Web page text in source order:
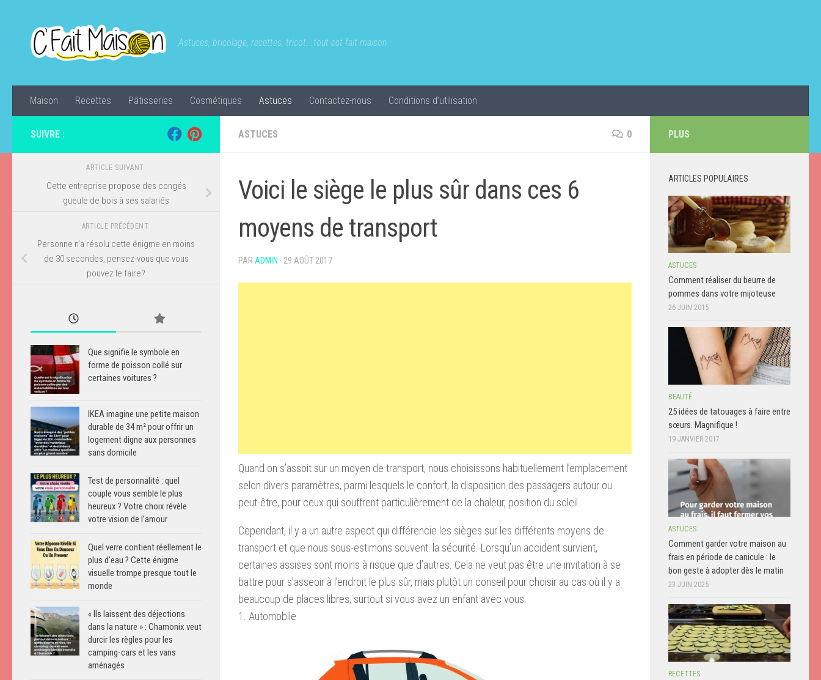
Astuces, bricolage, recettes, tricot...tout est fait maison
Maison Recettes Pâtisseries Cosmétiques Astuces Contactez-nous Conditions d’utilisation
ASTUCES 0
Voici le siège le plus sûr dans ces 6
moyens de transport
PAR ADMIN · 29 AOÛT 2017
Quand on s’assoit sur un moyen de transport, nous choisissons habituellement l’emplacement
selon divers paramètres, parmi lesquels le confort, la disposition des passagers autour ou
peut-être, pour ceux qui souffrent particulièrement de la chaleur, position du soleil.
Cependant, il y a un autre aspect qui différencie les sièges sur les différents moyens de
transport et que nous sous-estimons souvent: la sécurité. Lorsqu’un accident survient,
certaines assises sont moins à risque que d’autres. Cela ne veut pas être une invitation à se
battre pour s’asseoir à l’endroit le plus sûr, mais plutôt un conseil pour choisir au cas où il y a
beaucoup de places libres, surtout si vous avez un enfant avec vous.
1. Automobile
SUIVRE :
ARTICLE SUIVANT
Cette entreprise propose des congés
gueule de bois à ses salariés
ARTICLE PRÉCÉDENT
Personne n’a résolu cette énigme en moins
de 30 secondes, pensez-vous que vous
pouvez le faire?
Que signifie le symbole en
forme de poisson collé sur
certaines voitures ?
IKEA imagine une petite maison
durable de 34 m² pour offrir un
logement digne aux personnes
sans domicile
Test de personnalité : quel
couple vous semble le plus
heureux ? Votre choix révèle
votre vision de l’amour
Quel verre contient réellement le
plus d’eau ? Cette énigme
visuelle trompe presque tout le
monde
« Ils laissent des déjections
dans la nature » : Chamonix veut
durcir les règles pour les
camping-cars et les vans
aménagés
PLUS
ARTICLES POPULAIRES
ASTUCES
Comment réaliser du beurre de
pommes dans votre mijoteuse
26 JUIN 2015
BEAUTÉ
25 idées de tatouages à faire entre
sœurs. Magnifique !
19 JANVIER 2017
ASTUCES
Comment garder votre maison au
frais en période de canicule : le
bon geste à adopter dès le matin
23 JUIN 2025
RECETTES